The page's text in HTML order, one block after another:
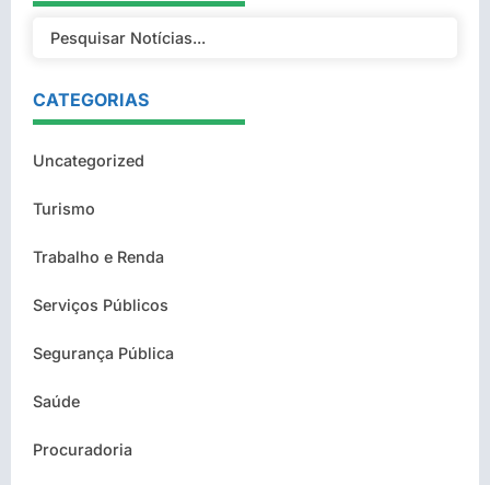
CATEGORIAS
Uncategorized
Turismo
Trabalho e Renda
Serviços Públicos
Segurança Pública
Saúde
Procuradoria